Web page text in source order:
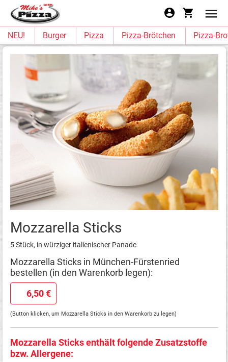
NEU! Burger Pizza Pizza-Brötchen Pizza-
Mozzarella Sticks
5 Stück, in würziger italienischer Panade
Mozzarella Sticks in München-Fürstenried
bestellen (in den Warenkorb legen):
6,50 €
(Button klicken, um Mozzarella Sticks in den Warenkorb zu legen)
Mozzarella Sticks enthält folgende Zusatzstoffe
bzw. Allergene: